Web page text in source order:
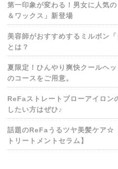
第一印象が変わる！男女に人気
＆ワックス」新登場
美容師がおすすめするミルボン
とは？
夏限定！ひんやり爽快クールヘ
のコースをご用意。
ReFaストレートブローアイロ
したい方はぜひ♪
話題のReFaうるツヤ美髪ケア☆
トリートメントセラム】